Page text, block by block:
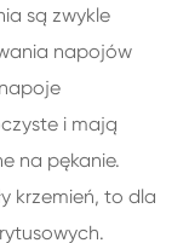
są zwykle
napojów
i mają
na pękanie.
krzemień, to dla